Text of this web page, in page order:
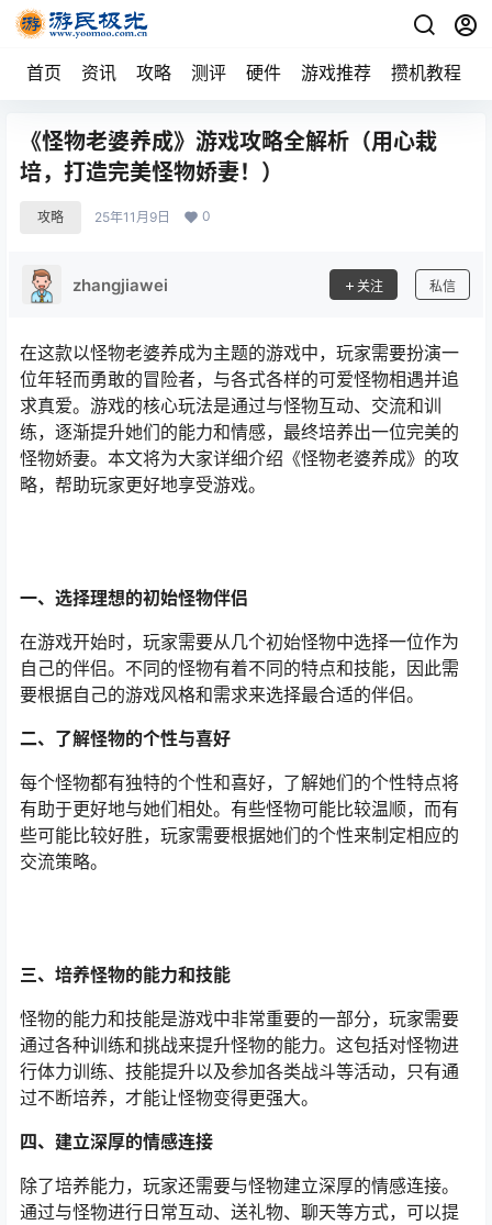
首页 资讯 攻略 测评 硬件 游戏推荐 攒机教程
《怪物老婆养成》游戏攻略全解析（用心栽
培，打造完美怪物娇妻！）
攻略 25年11月9日 0
zhangjiawei 关注 私信
在这款以怪物老婆养成为主题的游戏中，玩家需要扮演一
位年轻而勇敢的冒险者，与各式各样的可爱怪物相遇并追
求真爱。游戏的核心玩法是通过与怪物互动、交流和训
练，逐渐提升她们的能力和情感，最终培养出一位完美的
怪物娇妻。本文将为大家详细介绍《怪物老婆养成》的攻
略，帮助玩家更好地享受游戏。
一、选择理想的初始怪物伴侣
在游戏开始时，玩家需要从几个初始怪物中选择一位作为
自己的伴侣。不同的怪物有着不同的特点和技能，因此需
要根据自己的游戏风格和需求来选择最合适的伴侣。
二、了解怪物的个性与喜好
每个怪物都有独特的个性和喜好，了解她们的个性特点将
有助于更好地与她们相处。有些怪物可能比较温顺，而有
些可能比较好胜，玩家需要根据她们的个性来制定相应的
交流策略。
三、培养怪物的能力和技能
怪物的能力和技能是游戏中非常重要的一部分，玩家需要
通过各种训练和挑战来提升怪物的能力。这包括对怪物进
行体力训练、技能提升以及参加各类战斗等活动，只有通
过不断培养，才能让怪物变得更强大。
四、建立深厚的情感连接
除了培养能力，玩家还需要与怪物建立深厚的情感连接。
通过与怪物进行日常互动、送礼物、聊天等方式，可以提